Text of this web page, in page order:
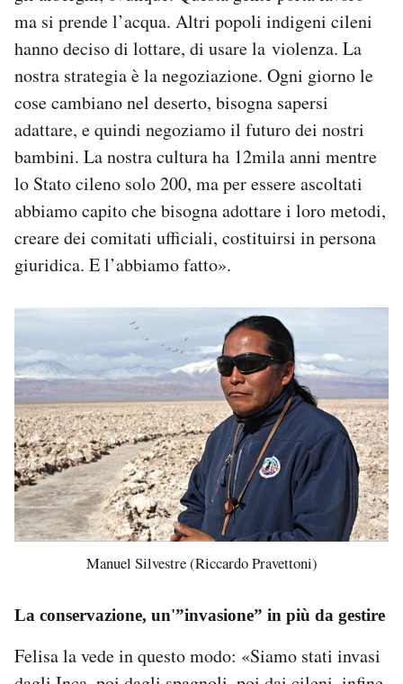
ma si prende l’acqua. Altri popoli indigeni cileni
hanno deciso di lottare, di usare la violenza. La
nostra strategia è la negoziazione. Ogni giorno le
cose cambiano nel deserto, bisogna sapersi
adattare, e quindi negoziamo il futuro dei nostri
bambini. La nostra cultura ha 12mila anni mentre
lo Stato cileno solo 200, ma per essere ascoltati
abbiamo capito che bisogna adottare i loro metodi,
creare dei comitati ufficiali, costituirsi in persona
giuridica. E l’abbiamo fatto».
Manuel Silvestre (Riccardo Pravettoni)
La conservazione, un'”invasione” in più da gestire
Felisa la vede in questo modo: «Siamo stati invasi